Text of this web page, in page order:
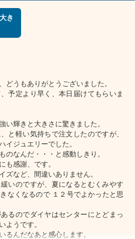
き
どうもありがとうございました。
予定より早く、本日届けてもらいま
い輝きと大きさに驚きました。
と軽い気持ちで注文したのですが、
イジュエリーでした。
のなんだ・・・と感動しきり。
も感謝、です。
ズなど、間違いありません。
いのですが、夏になるとむくみやす
なくなるので １２号でよかったと思
るのでダイヤはセンターにとどまっ
ようです。
るんだなあと感心します。